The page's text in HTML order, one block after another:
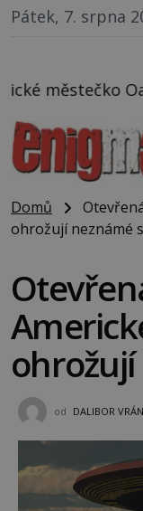
Pátek, 7. srpna
se z nebe
Domů
ohrožují neznámé
od DALIBOR